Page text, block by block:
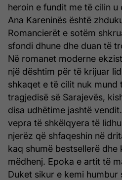
heroin e fundit me të cilin u
Ana Kareninës është
Romancierët e sotëm
sfondi dhune dhe duan të
Në romanet moderne
një dështim për të krijuar
shkaqet e të cilit nuk mund
tragjedisë së Sarajevës,
disa udhëtime jashtë
vepra të shkëlqyera të
njerëz që shfaqeshin në
kaq shumë bestsellerë
mëdhenj. Epoka e artit të
Duket sikur e kemi humbur